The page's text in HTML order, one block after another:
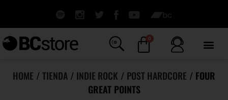
0
HOME / TIENDA / INDIE ROCK / POST HARDCORE / FOUR
GREAT POINTS